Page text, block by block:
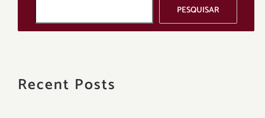
PESQUISAR
Recent Posts